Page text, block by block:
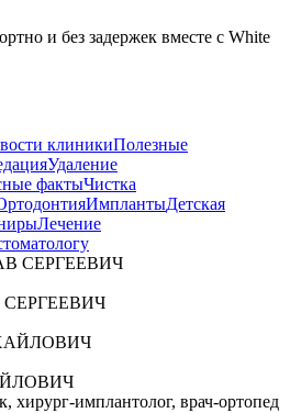
и без задержек вместе с White
клиникиПолезные
Удаление
фактыЧистка
ИмплантыДетская
Лечение
хирург-имплантолог, врач-ортопед